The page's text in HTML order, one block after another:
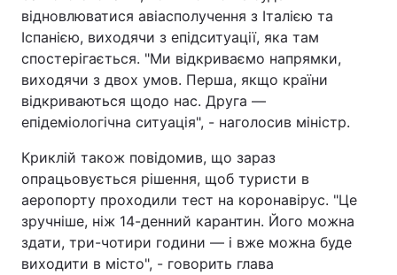
відновлюватися авіасполучення з Італією та
Іспанією, виходячи з епідситуації, яка там
спостерігається. "Ми відкриваємо напрямки,
виходячи з двох умов. Перша, якщо країни
відкриваються щодо нас. Друга —
епідеміологічна ситуація", - наголосив міністр.
Криклій також повідомив, що зараз
опрацьовується рішення, щоб туристи в
аеропорту проходили тест на коронавірус. "Це
зручніше, ніж 14-денний карантин. Його можна
здати, три-чотири години — і вже можна буде
виходити в місто", - говорить глава